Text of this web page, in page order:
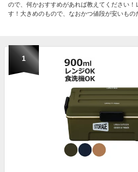
ので、何かおすすめがあれば教えてください！
す！大きめのもので、なおかつ値段が安いもの
1